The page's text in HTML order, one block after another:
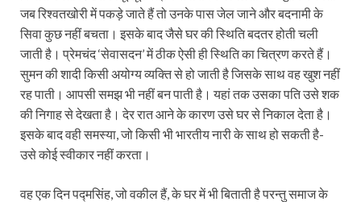
जब रिश्वतखोरी में पकड़े जाते हैं तो उनके पास जेल जाने और बदनामी के
सिवा कुछ नहीं बचता। इसके बाद जैसे घर की स्थिति बदतर होती चली
जाती है। प्रेमचंद ‘सेवासदन’ में ठीक ऐसी ही स्थिति का चित्रण करते हैं।
सुमन की शादी किसी अयोग्य व्यक्ति से हो जाती है जिसके साथ वह खुश नहीं
रह पाती। आपसी समझ भी नहीं बन पाती है। यहां तक उसका पति उसे शक
की निगाह से देखता है। देर रात आने के कारण उसे घर से निकाल देता है।
इसके बाद वही समस्या, जो किसी भी भारतीय नारी के साथ हो सकती है-
उसे कोई स्वीकार नहीं करता।
वह एक दिन पद्मसिंह, जो वकील हैं, के घर में भी बिताती है परन्तु समाज के